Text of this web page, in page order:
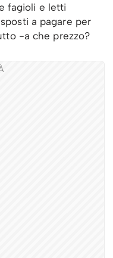
fagioli e letti
a pagare per
-a che prezzo?